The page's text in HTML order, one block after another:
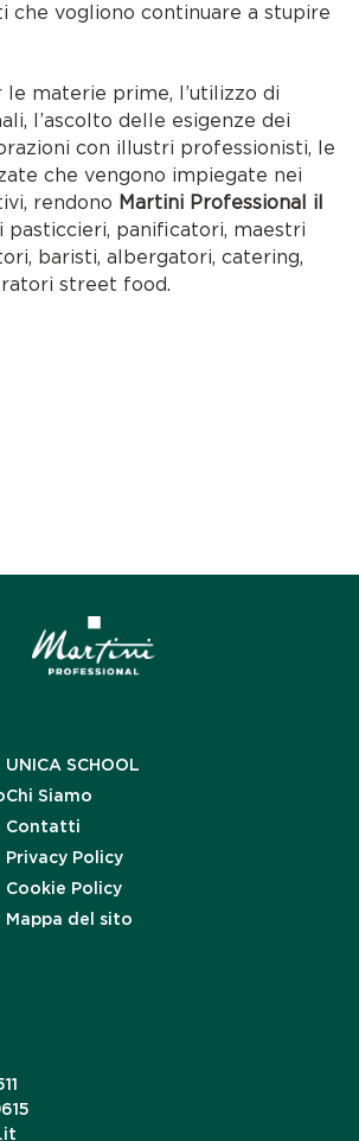
che vogliono continuare a stupire
le materie prime, l’utilizzo di
l’ascolto delle esigenze dei
con illustri professionisti, le
che vengono impiegate nei
rendono Martini Professional il
pasticcieri, panificatori, maestri
baristi, albergatori, catering,
street food.
UNICA SCHOOL
Chi Siamo
Contatti
Privacy Policy
Cookie Policy
Mappa del sito